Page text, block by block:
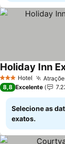
3 EstrelasHotel
Ver preços
8,8 Excelente
Selecione as
exatos.